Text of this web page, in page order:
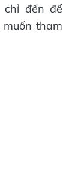
chỉ đến để
tham